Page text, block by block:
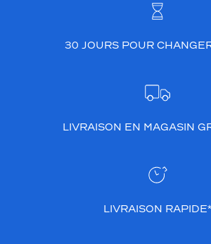
30 JOURS POUR
LIVRAISON EN MAGASIN
LIVRAISON RAPIDE*